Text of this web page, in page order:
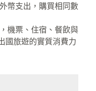
幣支出，購買相同數
機票、住宿、餐飲與
國旅遊的實質消費力